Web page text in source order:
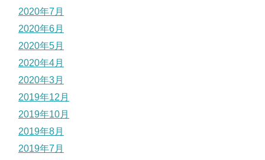
2020年7月
2020年6月
2020年5月
2020年4月
2020年3月
2019年12月
2019年10月
2019年8月
2019年7月